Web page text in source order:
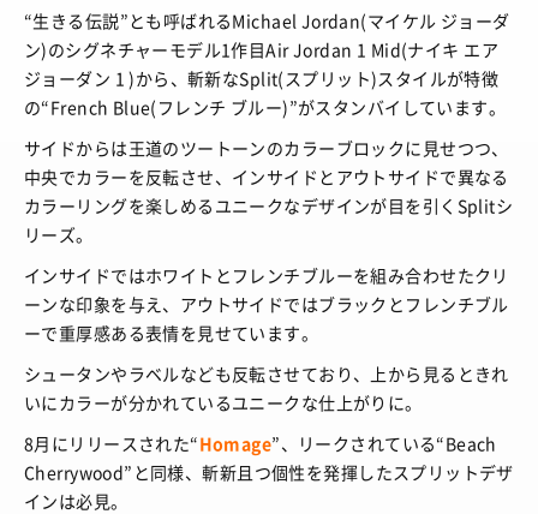
“生きる伝説”とも呼ばれるMichael Jordan(マイケル ジョーダ
ン)のシグネチャーモデル1作目Air Jordan 1 Mid(ナイキ エア
ジョーダン 1 )から、斬新なSplit(スプリット)スタイルが特徴
の“French Blue(フレンチ ブルー)”がスタンバイしています。
サイドからは王道のツートーンのカラーブロックに見せつつ、
中央でカラーを反転させ、インサイドとアウトサイドで異なる
カラーリングを楽しめるユニークなデザインが目を引くSplitシ
リーズ。
インサイドではホワイトとフレンチブルーを組み合わせたクリ
ーンな印象を与え、アウトサイドではブラックとフレンチブル
ーで重厚感ある表情を見せています。
シュータンやラベルなども反転させており、上から見るときれ
いにカラーが分かれているユニークな仕上がりに。
8月にリリースされた“Homage”、リークされている“Beach
Cherrywood”と同様、斬新且つ個性を発揮したスプリットデザ
インは必見。